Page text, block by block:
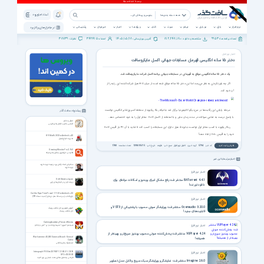
همه دسته بندی ها
نرم افزار بازی موبایل فیلم صوت کتاب ویژه ها اخبار خبرخوان پشتیبانی نرم افزار های پرکاربرد
ثبت نام | ورود
تعداد برنامه ها :9953 مشاهده و دانلود :812,248,180 آخرین بروزرسانی :1405/05/18 اعضاء :342415 نظرات : 38739
اخبار نرم افزار
دختر ۱۵ ساله انگلیسی قهرمان مسابقات جهانی اکسل مایکروسافت
یک دختر ۱۵ ساله انگلیسی موفق به قهرمانی در مسابقات جهانی برنامه اکسل شرکت مایکروسافت شد.
اگر چه باورنکردنی به نظر می‌رسد اما این دختر ۱۵ ساله موفق شده است از میان ۲۲۸ هزار شرکت‌کننده این رتبه را از
آن خود کند.
مرحله پایانی این رقابت‌ها در سن‌دیگو کالیفورنیا برگزار شد جائیکه ربکا ریکوود از منطقه کمبریج‌شایر انگلیس نوانست
با پاسخ درست به تمامی سوالات در مدت زمان مقرر و با استفاده از اکسل ۲۰۰۷ مقام اول را به خود اختصاص دهد.
ربکا ریکوود با کسب مقام اول توانست جایزه ۵ هزار دلاری این مسابقات را کسب کند تا شاید با آن ۴۱ بار آفیس ۲۰۰۷
خود را به آفیس ۲۰۱۰ ارتقاء دهد!
نظرتان را ثبت کنید کد خبر: 5794 گروه خبری: اخبار نرم افزار منبع خبر: فارنت تاریخ خبر: 1390/05/15 تعداد مشاهده: 1780
اخبار مرتبط با این خبر
BATorrent 4.4.1 منتشر شد؛ رفع مشکل اجرای ویندوز و امکانات حرفه‌ای برای
دانلود تورنت!
اخبار نرم افزار
Ocenaudio 3.20.0 منتشر شد؛ ویرایشگر صوتی محبوب با پشتیبانی از VST3 و
قابلیت‌های جدید!
اخبار نرم افزار
VUPlayer 4.24 منتشر شد؛ پخش‌کننده صوتی محبوب ویندوز سریع‌تر و بهینه‌تر از
همیشه!
اخبار نرم افزار
Imagine 2.6.0 منتشر شد؛ نمایشگر و ویرایشگر سبک، سریع و قابل حمل تصاویر
اخبار نرم افزار
پیشنهاد سافت گذر
امثال و حکم
آشنایی با ضرب المثل های فارسی
K-9 Mail 6.302 for Android +4.0
مدیریت انواع ایمیل
Directory Monitor Pro 2.16.0
نظارت بر دایرکتوری و فایل های شبکه
سخنرانی استاد رائفی پور در زمینه تربیت فرزند
تربیت فرزند
Drift Streets Japan
دریفت کردن در خیابان‌های ژاپن
Cut the Rope Time Travel 1.11.0 for Android +2.3
بازی طناب را ببر نسخه سفر در زمان (ابدیت نسخه HD)
آموزش تصویری حل مکعب روبیک
حل مکعب روبیک
Cooking Academy Fire and Knives
شبیه‌ساز آشپزی | مدرسه‌ی پُخت و پَز - آتش و چاقو
Warhammer 40,000 Sanctus Reach - Sons of
Cadia
استراتژیک زمان واقعی
Intergraph PV Elite 2019 SP1 21.00.01 / 2018
SP2 v20.00.02
طراحی و تحلیل مخازن تحت فشار پی وی الایت